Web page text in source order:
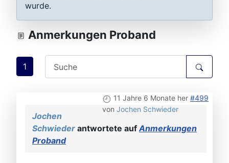
wurde.
Anmerkungen Proband
1
11 Jahre 6 Monate her #499
von Jochen Schwieder
Jochen
Schwieder antwortete aufAnmerkungen
Proband